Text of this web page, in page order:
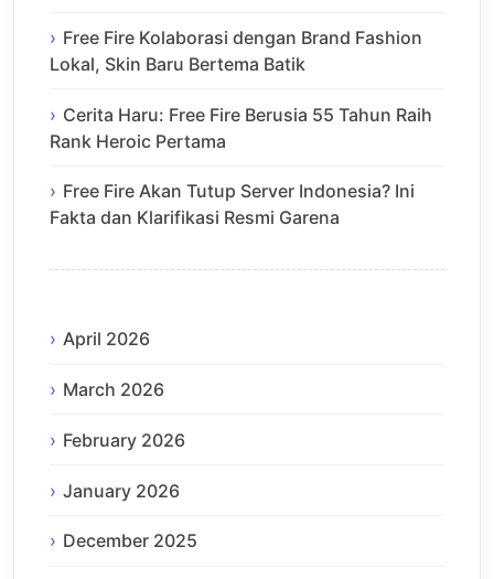
Free Fire Kolaborasi dengan Brand Fashion
Lokal, Skin Baru Bertema Batik
Cerita Haru: Free Fire Berusia 55 Tahun Raih
Rank Heroic Pertama
Free Fire Akan Tutup Server Indonesia? Ini
Fakta dan Klarifikasi Resmi Garena
April 2026
March 2026
February 2026
January 2026
December 2025